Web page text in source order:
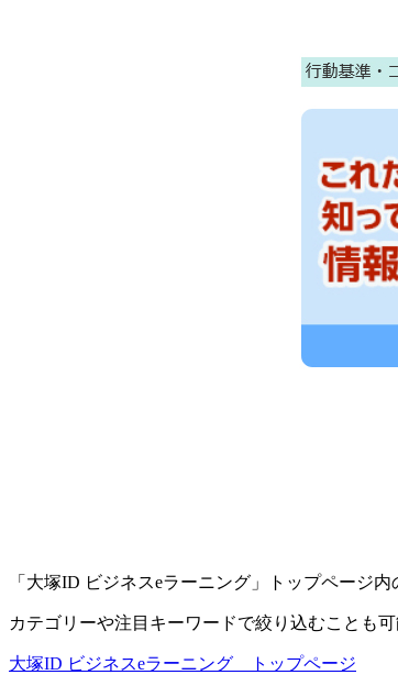
「大塚ID ビジネスeラーニング」トップページ
カテゴリーや注目キーワードで絞り込むことも可
大塚ID ビジネスeラーニング トップページ